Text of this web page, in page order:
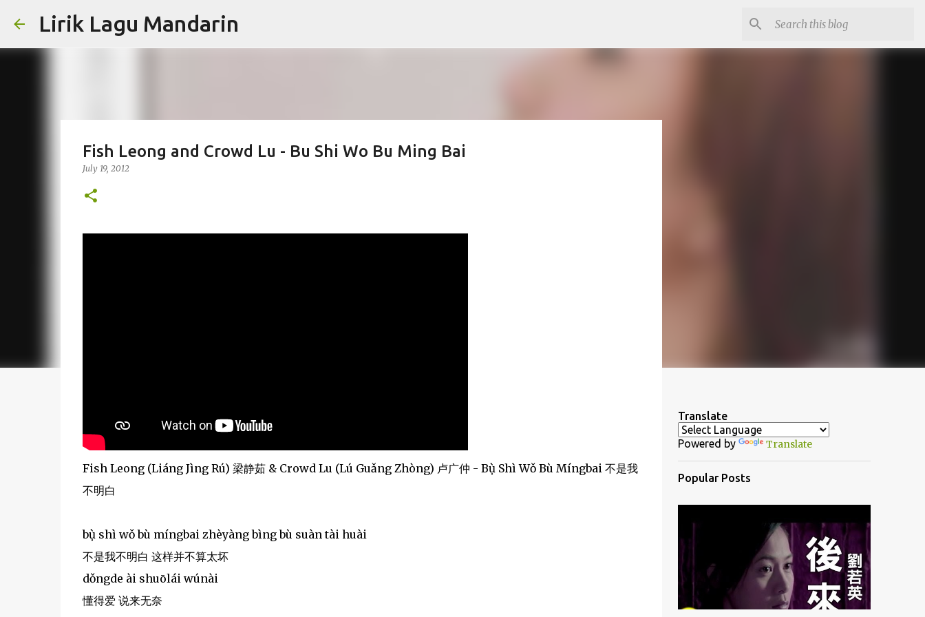
Lirik Lagu Mandarin
Fish Leong and Crowd Lu - Bu Shi Wo Bu Ming Bai
July 19, 2012
Fish Leong (Liáng Jìng Rú) 梁静茹 & Crowd Lu (Lú Guǎng Zhòng) 卢广仲 - Bụ̀ Shì Wǒ Bù Míngbai 不是我
不明白
bụ̀ shì wǒ bù míngbai zhèyàng bìng bù suàn tài huài
不是我不明白 这样并不算太坏
dǒngde ài shuōlái wúnài
懂得爱 说来无奈
Translate
Powered by Translate
Popular Posts